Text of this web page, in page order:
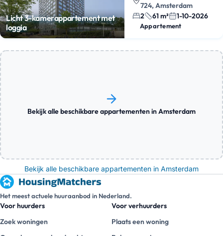
Licht 3-kamerappartement met
loggia
724, Amsterdam
2
61 m² 1-10-2026
Appartement
Bekijk alle beschikbare appartementen in Amsterdam
Bekijk alle beschikbare appartementen in Amsterdam
Het meest actuele huuraanbod in Nederland.
Voor huurders
Zoek woningen
Voor verhuurders
Plaats een woning